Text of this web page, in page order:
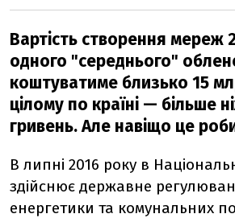
Вартість створення мереж
одного "середнього"
коштуватиме близько 15
цілому по країні — більше
гривень. Але навіщо це
В липні 2016 року в
здійснює державне
енергетики та комунальних